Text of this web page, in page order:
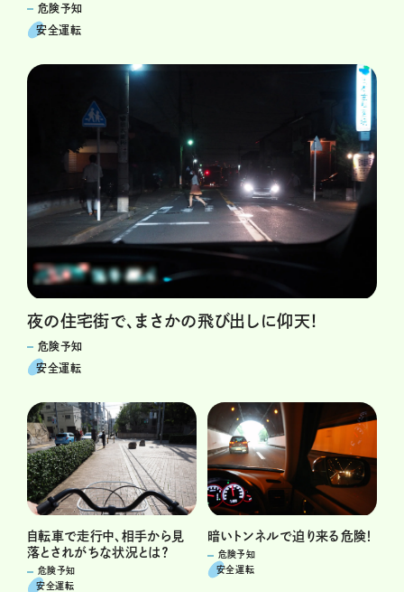
危険予知
安全運転
夜の住宅街で、まさかの飛び出しに仰天！
危険予知
安全運転
自転車で走行中、相手から見
落とされがちな状況とは？
危険予知
安全運転
暗いトンネルで迫り来る危険！
危険予知
安全運転